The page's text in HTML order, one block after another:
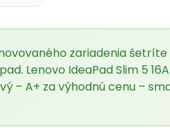
zariadenia šetríte
Lenovo IdeaPad Slim 5
– A+ za výhodnú cenu –